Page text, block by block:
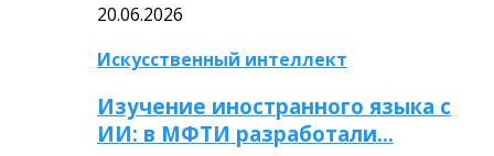
20.06.2026
Искусственный интеллект
Изучение иностранного языка с
ИИ: в МФТИ разработали…